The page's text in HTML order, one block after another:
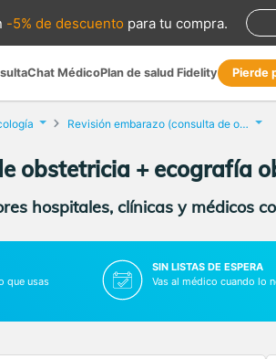
-5% de descuento para tu compra.
Chat MédicoPlan de salud Fidelity Pierde
Revisión embarazo (consulta de obstetricia + ecografía obstétrica)
obstetricia + ecografía
hospitales, clínicas y médicos
que usas
SIN LISTAS DE ESPERA
Vas al médico cuando lo